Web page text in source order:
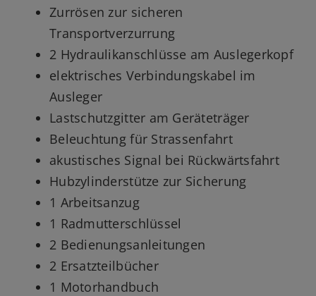
Zurrösen zur sicheren
Transportverzurrung
2 Hydraulikanschlüsse am Auslegerkopf
elektrisches Verbindungskabel im
Ausleger
Lastschutzgitter am Geräteträger
Beleuchtung für Strassenfahrt
akustisches Signal bei Rückwärtsfahrt
Hubzylinderstütze zur Sicherung
1 Arbeitsanzug
1 Radmutterschlüssel
2 Bedienungsanleitungen
2 Ersatzteilbücher
1 Motorhandbuch